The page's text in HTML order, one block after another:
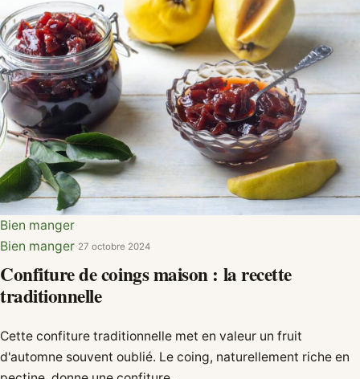
Bien manger
Bien manger·27 octobre 2024
Confiture de coings maison : la recette
traditionnelle
Cette confiture traditionnelle met en valeur un fruit
d'automne souvent oublié. Le coing, naturellement riche en